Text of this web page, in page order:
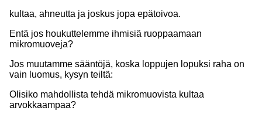
kultaa, ahneutta ja joskus jopa epätoivoa.
Entä jos houkuttelemme ihmisiä ruoppaamaan
mikromuoveja?
Jos muutamme sääntöjä, koska loppujen lopuksi raha on
vain luomus, kysyn teiltä:
Olisiko mahdollista tehdä mikromuovista kultaa
arvokkaampaa?